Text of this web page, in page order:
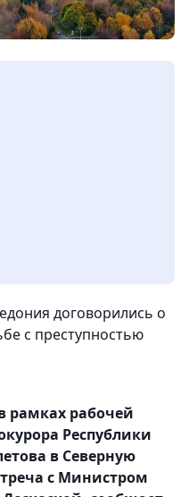
договорились о
с преступностью
рамках рабочей
Республики
в Северную
с Министром